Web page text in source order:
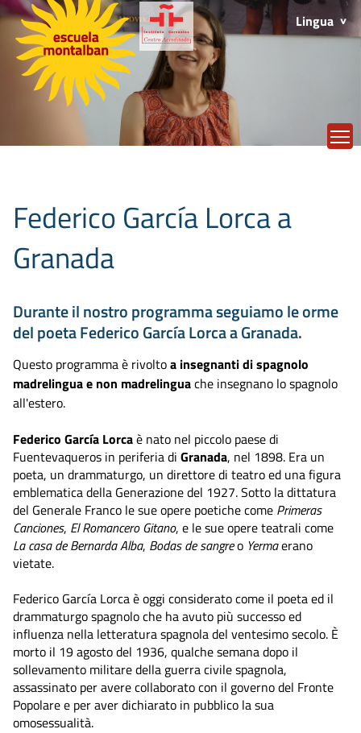
Lingua
Federico García Lorca a
Granada
Durante il nostro programma seguiamo le orme
del poeta Federico García Lorca a Granada.
Questo programma è rivoltoa insegnanti di spagnolo
madrelingua e non madrelinguache insegnano lo spagnolo
all'estero.
Federico García Lorcaè nato nel piccolo paese di
Fuentevaqueros in periferia di Granada, nel 1898. Era un
poeta, un drammaturgo, un direttore di teatro ed una figura
emblematica della Generazione del 1927. Sotto la dittatura
del Generale Franco le sue opere poetiche come Primeras
Canciones, El Romancero Gitano, e le sue opere teatrali come
La casa de Bernarda Alba, Bodas de sangreo Yermaerano
vietate.
Federico García Lorca è oggi considerato come il poeta ed il
drammaturgo spagnolo che ha avuto più successo ed
influenza nella letteratura spagnola del ventesimo secolo. È
morto il 19 agosto del 1936, qualche semana dopo il
sollevamento militare della guerra civile spagnola,
assassinato per avere collaborato con il governo del Fronte
Popolare e per aver dichiarato in pubblico la sua
omosessualità.